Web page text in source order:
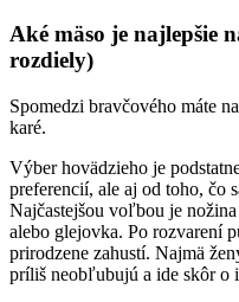
Aké mäso je najlepšie
rozdiely)
Spomedzi bravčového máte
karé.
Výber hovädzieho je
preferencií, ale aj od toho, čo
Najčastejšou voľbou je
alebo glejovka. Po rozvarení
prirodzene zahustí. Najmä
príliš neobľubujú a ide skôr o